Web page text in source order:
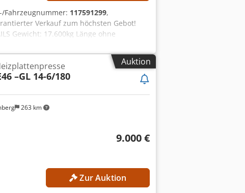
Fahrzeugnummer: 117591299,
Verkauf zum höchsten Gebot!
Gewicht: 17.600kg Länge ohne
0,9 m Breite mit Anbauteile: 1,25
415 V AC Frequenz: 50 Hz
CE-Kennzeichnung
Auktion
263 km
–GL 14-6/180
9.000 €
Zur Auktion